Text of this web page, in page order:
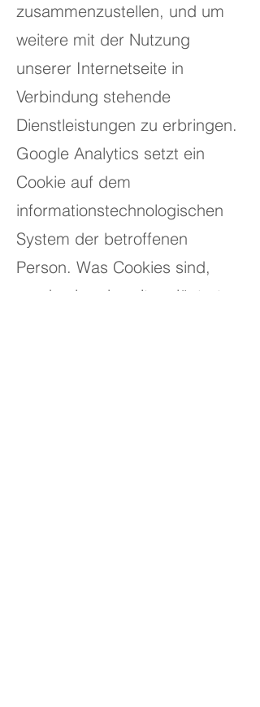
zusammenzustellen, und um
weitere mit der Nutzung
unserer Internetseite in
Verbindung stehende
Dienstleistungen zu erbringen.
Google Analytics setzt ein
Cookie auf dem
informationstechnologischen
System der betroffenen
Person. Was Cookies sind,
wurde oben bereits erläutert.